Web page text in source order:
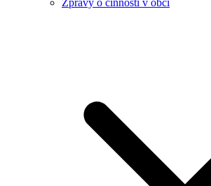
Zprávy o činnosti v obci